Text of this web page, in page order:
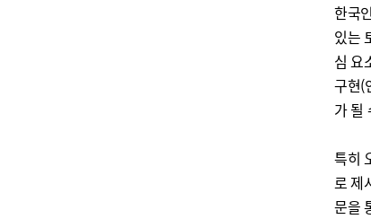
한국
있는
심 요
구현(
가 될
특히
로 제
문을